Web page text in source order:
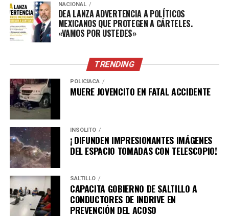
NACIONAL
DEA LANZA ADVERTENCIA A POLÍTICOS
MEXICANOS QUE PROTEGEN A CÁRTELES.
«VAMOS POR USTEDES»
TRENDING
POLICÍACA
MUERE JOVENCITO EN FATAL ACCIDENTE
INSÓLITO
¡ DIFUNDEN IMPRESIONANTES IMÁGENES
DEL ESPACIO TOMADAS CON TELESCOPIO!
SALTILLO
CAPACITA GOBIERNO DE SALTILLO A
CONDUCTORES DE INDRIVE EN
PREVENCIÓN DEL ACOSO